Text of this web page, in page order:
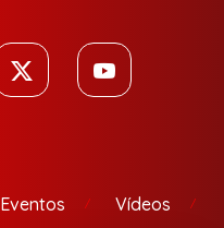
Eventos Vídeos